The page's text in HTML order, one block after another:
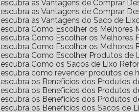
Descubra as Vantagens de Comprar
Descubra as Vantagens de Comprar
Descubra as Vantagens do Saco de
Descubra Como Escolher os
Descubra Como Escolher os
Descubra Como Escolher os
Descubra Como Escolher Produtos
Descubra Como os Sacos de Lixo
Descubra como revender produtos de
Descubra os Benefícios dos Produtos
Descubra os Benefícios dos Produtos
Descubra os Benefícios dos Produtos
Descubra os Benefícios dos Sacos de